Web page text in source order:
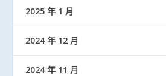
2025 年 1 月
2024 年 12 月
2024 年 11 月